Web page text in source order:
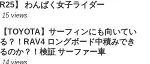
R25】 わんぱく女子ライダー
15 views
【TOYOTA】サーフィンにも向いてい
る？！RAV4 ロングボード中積みでき
るのか？！検証 サーファー車
14 views